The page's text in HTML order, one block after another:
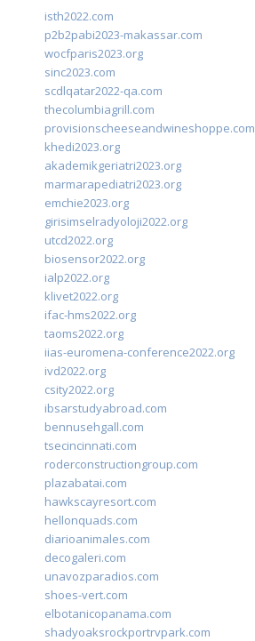
isth2022.com
p2b2pabi2023-makassar.com
wocfparis2023.org
sinc2023.com
scdlqatar2022-qa.com
thecolumbiagrill.com
provisionscheeseandwineshoppe.com
khedi2023.org
akademikgeriatri2023.org
marmarapediatri2023.org
emchie2023.org
girisimselradyoloji2022.org
utcd2022.org
biosensor2022.org
ialp2022.org
klivet2022.org
ifac-hms2022.org
taoms2022.org
iias-euromena-conference2022.org
ivd2022.org
csity2022.org
ibsarstudyabroad.com
bennusehgall.com
tsecincinnati.com
roderconstructiongroup.com
plazabatai.com
hawkscayresort.com
hellonquads.com
diarioanimales.com
decogaleri.com
unavozparadios.com
shoes-vert.com
elbotanicopanama.com
shadyoaksrockportrvpark.com